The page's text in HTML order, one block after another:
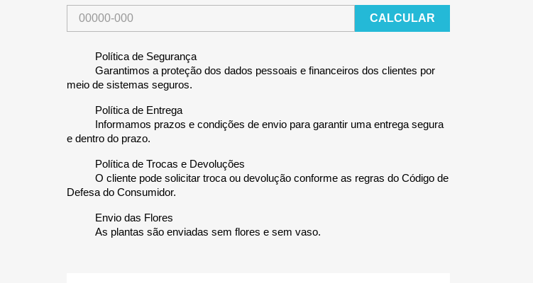
CALCULAR
Política de Segurança
Garantimos a proteção dos dados pessoais e financeiros dos clientes por
meio de sistemas seguros.
Política de Entrega
Informamos prazos e condições de envio para garantir uma entrega segura
e dentro do prazo.
Política de Trocas e Devoluções
O cliente pode solicitar troca ou devolução conforme as regras do Código de
Defesa do Consumidor.
Envio das Flores
As plantas são enviadas sem flores e sem vaso.